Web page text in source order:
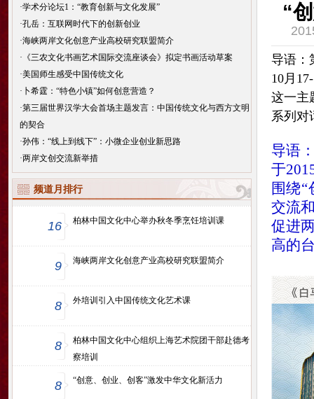
·学术分论坛1：“教育创新与文化发展”
·孔岳：互联网时代下的创新创业
·海峡两岸文化创意产业高校研究联盟简介
· 《三农文化书画艺术国际交流座谈会》拟定书画活动草案
·美国师生感受中国传统文化
· 卜希霆：“特色小镇”如何创意营造？
·第三届世界汉学大会首场主题发言：中国传统文化与西方文明
的契合
·孙伟：“线上到线下”：小微企业创业新思路
·两岸文创交流新举措
频道月排行
16 柏林中国文化中心举办秋冬季烹饪培训课
9 海峡两岸文化创意产业高校研究联盟简介
8 外培训引入中国传统文化艺术课
8
柏林中国文化中心组织上海艺术院团干部赴德考
察培训
8 “创意、创业、创客”激发中华文化新活力
“
导语：
10月
这一主
系列对
导语
于
围绕
交流
促进
高的